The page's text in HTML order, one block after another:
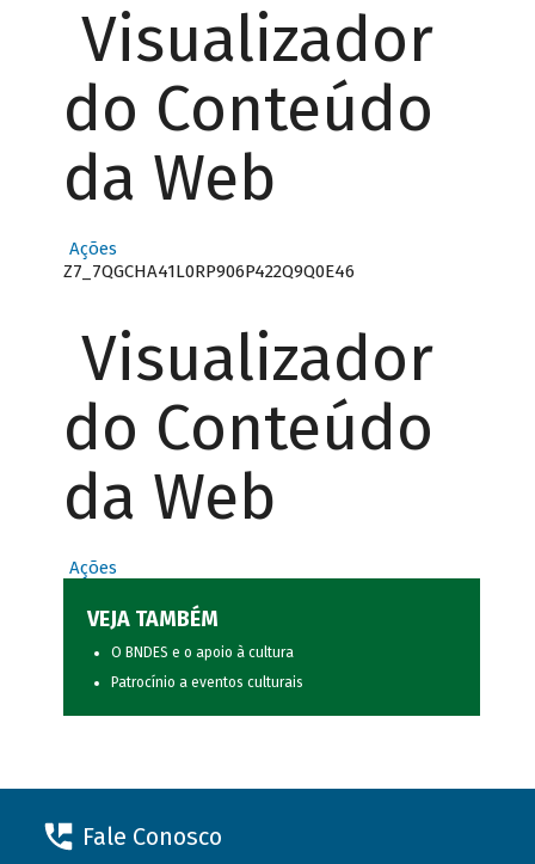
Visualizador
do Conteúdo
da Web
Ações
Z7_7QGCHA41L0RP906P422Q9Q0E46
Visualizador
do Conteúdo
da Web
Ações
VEJA TAMBÉM
O BNDES e o apoio à cultura
Patrocínio a eventos culturais
Fale Conosco